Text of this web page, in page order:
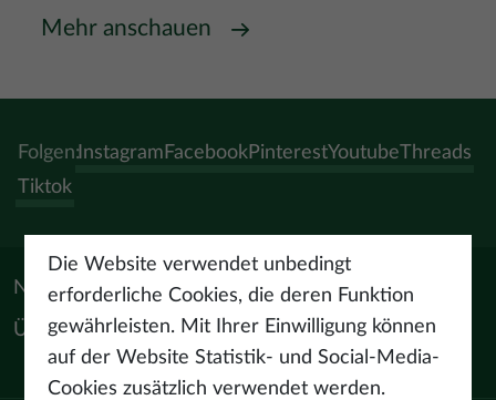
Mehr anschauen
Folgen:Instagram FacebookPinterestYoutubeThreads
Tiktok
Nützliche Materialien
Über uns
Die Website verwendet unbedingt
erforderliche Cookies, die deren Funktion
gewährleisten. Mit Ihrer Einwilligung können
auf der Website Statistik- und Social-Media-
Cookies zusätzlich verwendet werden.